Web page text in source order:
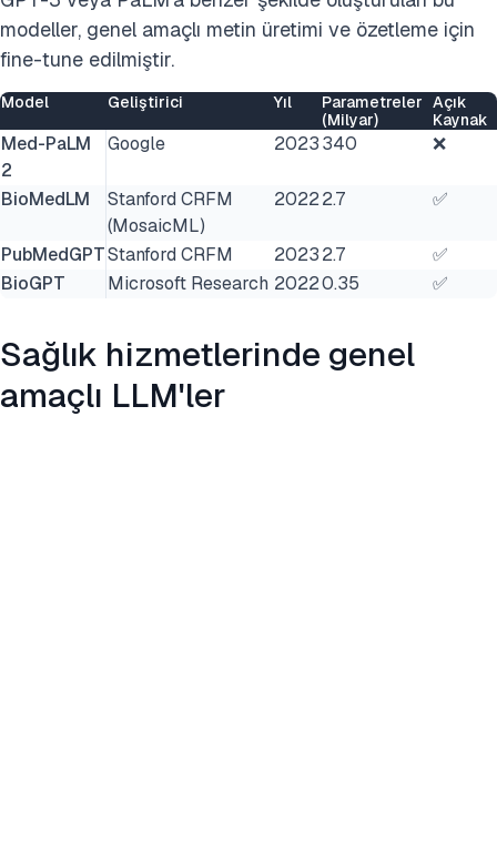
modeller, genel amaçlı metin üretimi ve özetleme için
fine-tune edilmiştir.
Model Geliştirici Yıl
Parametreler
(Milyar)
Açık
Kaynak
Med-PaLM
2
Google 2023340 ❌
BioMedLM
Stanford CRFM
(MosaicML)
20222.7 ✅
PubMedGPTStanford CRFM 20232.7
✅
BioGPT
Microsoft Research 20220.35 ✅
Sağlık hizmetlerinde genel
amaçlı LLM'ler